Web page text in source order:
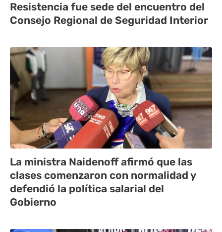
Resistencia fue sede del encuentro del
Consejo Regional de Seguridad Interior
La ministra Naidenoff afirmó que las
clases comenzaron con normalidad y
defendió la política salarial del
Gobierno